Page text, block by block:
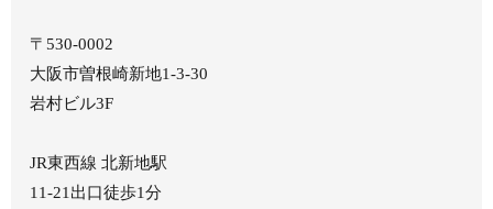
〒530-0002
大阪市曽根崎新地1-3-30
岩村ビル3F
JR東西線 北新地駅
11-21出口徒歩1分